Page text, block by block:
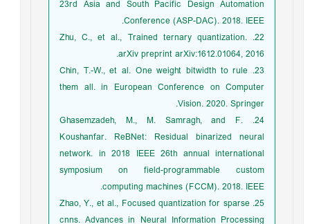
23rd Asia and South Pacific Design Automation
Conference (ASP-DAC). 2018. IEEE.
22. Zhu, C., et al., Trained ternary quantization.
arXiv preprint arXiv:1612.01064, 2016.
23. Chin, T.-W., et al. One weight bitwidth to rule
them all. in European Conference on Computer
Vision. 2020. Springer.
24. Ghasemzadeh, M., M. Samragh, and F.
Koushanfar. ReBNet: Residual binarized neural
network. in 2018 IEEE 26th annual international
symposium on field-programmable custom
computing machines (FCCM). 2018. IEEE.
25. Zhao, Y., et al., Focused quantization for sparse
cnns. Advances in Neural Information Processing